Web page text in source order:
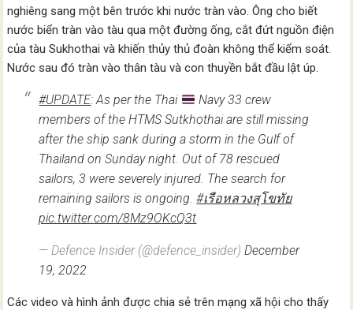
nghiêng sang một bên trước khi nước tràn vào. Ông cho biết
nước biển tràn vào tàu qua một đường ống, cắt đứt nguồn điện
của tàu Sukhothai và khiến thủy thủ đoàn không thể kiểm soát.
Nước sau đó tràn vào thân tàu và con thuyền bắt đầu lật úp.
#UPDATE: As per the Thai
Navy 33 crew
members of the HTMS Sutkhothai are still missing
after the ship sank during a storm in the Gulf of
Thailand on Sunday night. Out of 78 rescued
sailors, 3 were severely injured. The search for
remaining sailors is ongoing.#เรือหลวงสุโขทัย
pic.twitter.com/8Mz9OKcQ3t
— Defence Insider (@defence_insider)December
19, 2022
Các video và hình ảnh được chia sẻ trên mạng xã hội cho thấy